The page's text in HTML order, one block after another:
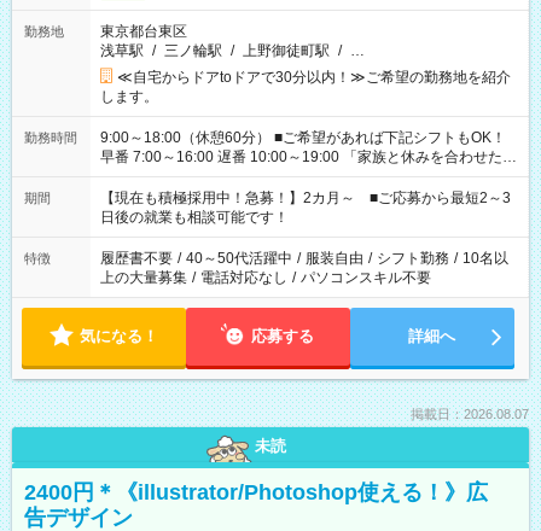
勤務地
東京都台東区
浅草駅 / 三ノ輪駅 / 上野御徒町駅 / …
≪自宅からドアtoドアで30分以内！≫ご希望の勤務地を紹介
します。
勤務時間
9:00～18:00（休憩60分） ■ご希望があれば下記シフトもOK！
早番 7:00～16:00 遅番 10:00～19:00 「家族と休みを合わせた
い」 「余裕を持って夕飯の準備がしたい」 「できれば残業はし
たくない」 など、ご希望を教えてくださいね。 ※Wワーク希望
の方へ 今ご覧のお仕事で希望する勤務時間と、もう1つのお仕事
の勤務時間。 合計で週40時間を超える場合は応募できません。
期間
【現在も積極採用中！急募！】2カ月～ ■ご応募から最短2～3
日後の就業も相談可能です！
特徴 履歴書不要 / 40～50代活躍中 / 服装自由 / シフト勤務 / 10名以
上の大量募集 / 電話対応なし / パソコンスキル不要
気になる！ 応募する 詳細へ
掲載日：2026.08.07
未読
2400円＊《illustrator/Photoshop使える！》広
告デザイン